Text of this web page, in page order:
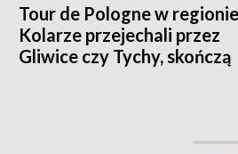
Tour de Pologne w
Kolarze przejechali przez
Gliwice czy Tychy, skończą